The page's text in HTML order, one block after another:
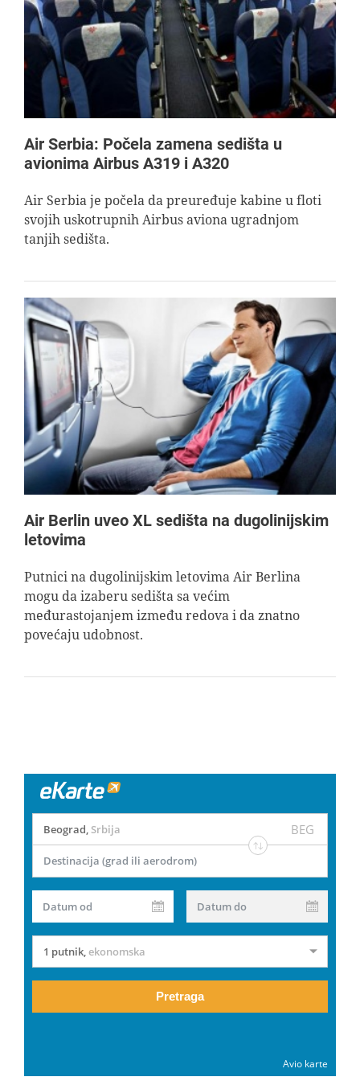
AVIOPEDIA
SPECIJAL
FOTO PRIČA
TEMA
AGENT
Air Serbia: Počela zamena sedišta u
avionima Airbus A319 i A320
Air Serbia je počela da preuređuje kabine u floti
svojih uskotrupnih Airbus aviona ugradnjom
tanjih sedišta.
Air Berlin uveo XL sedišta na dugolinijskim
letovima
Putnici na dugolinijskim letovima Air Berlina
mogu da izaberu sedišta sa većim
međurastojanjem između redova i da znatno
povećaju udobnost.
Beograd Srbija BEG
Destinacija (grad ili aerodrom)
Datum od Datum do
1 putnik ekonomska
Pretraga
Avio karte